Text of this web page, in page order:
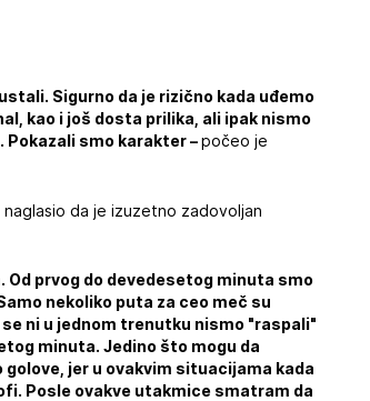
Sigurno da je rizično kada uđemo
kao i još dosta prilika, ali ipak nismo
Pokazali smo karakter –počeo je
da je izuzetno zadovoljan
Od prvog do devedesetog minuta smo
nekoliko puta za ceo meč su
ni u jednom trenutku nismo "raspali"
minuta. Jedino što mogu da
jer u ovakvim situacijama kada
Posle ovakve utakmice smatram da